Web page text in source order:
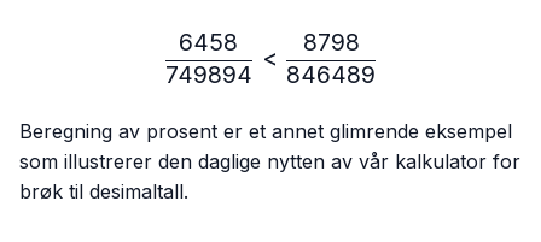
\frac{6458}{749894} <
749894
6458
<
846489
8798
Beregning av prosent er et annet glimrende eksempel
som illustrerer den daglige nytten av vår kalkulator for
brøk til desimaltall.